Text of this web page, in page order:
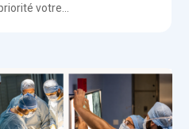
votre...